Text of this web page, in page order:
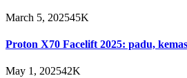
March 5, 202545K
Proton X70 Facelift 2025: padu,
May 1, 202542K